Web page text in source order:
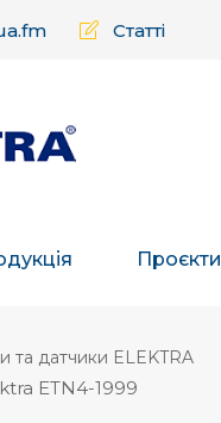
Статті
Проєкти
та датчики ELEKTRA
ETN4-1999